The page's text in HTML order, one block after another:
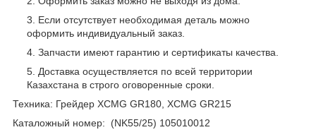
Если отсутствует необходимая деталь можно
оформить индивидуальный заказ.
Запчасти имеют гарантию и сертификаты качества.
Доставка осуществляется по всей территории
Казахстана в строго оговоренные сроки.
Техника: Грейдер XCMG GR180, XCMG GR215
Каталожный номер: (NK55/25) 105010012